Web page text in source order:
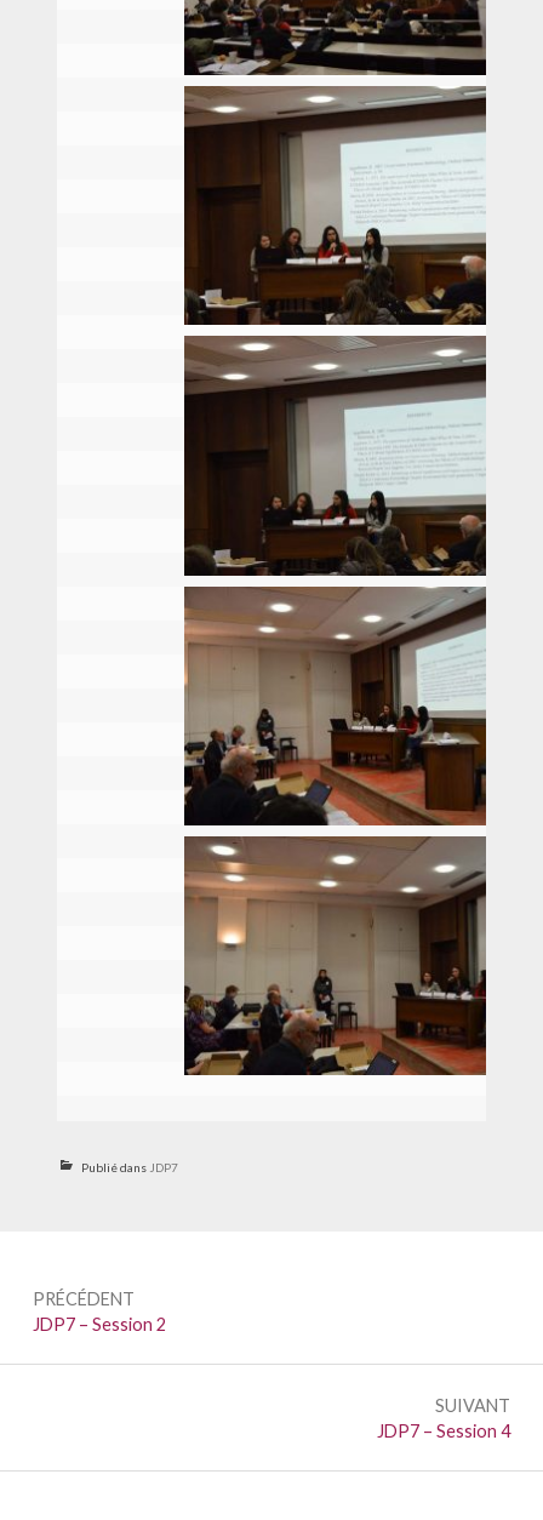
Publié dans JDP7
Navigation
de
l’article
PRÉCÉDENT
Précédent :
JDP7 – Session 2
SUIVANT
Suivant :
JDP7 – Session 4